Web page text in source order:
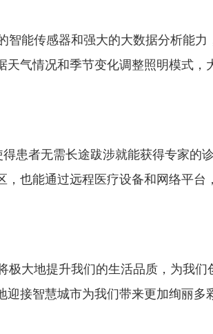
能传感器和强大的大数据分析能
气情况和季节变化调整照明模式
者无需长途跋涉就能获得专家的
也能通过远程医疗设备和网络平
大地提升我们的生活品质，为我
接智慧城市为我们带来更加绚丽多